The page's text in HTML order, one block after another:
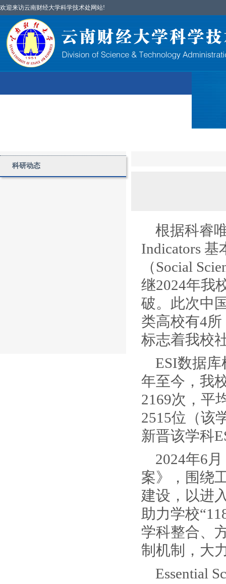
欢迎来访云南财经大学科学技术处网站!
科研动态
根据科睿
Indicators
（Social
继2024年我
破。此次中
类高校有4
标志着我校
ESI数据
年至今，我
2169次，平
2515位（该
新晋该学科
2024年6
案》，围绕
建设，以进
助力学校
学科整合、
制机制，大
Essential